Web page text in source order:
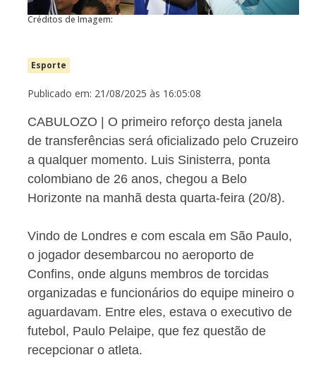
Créditos de Imagem:
Esporte
Publicado em: 21/08/2025 às 16:05:08
CABULOZO | O primeiro reforço desta janela
de transferências será oficializado pelo Cruzeiro
a qualquer momento. Luis Sinisterra, ponta
colombiano de 26 anos, chegou a Belo
Horizonte na manhã desta quarta-feira (20/8).
Vindo de Londres e com escala em São Paulo,
o jogador desembarcou no aeroporto de
Confins, onde alguns membros de torcidas
organizadas e funcionários do equipe mineiro o
aguardavam. Entre eles, estava o executivo de
futebol, Paulo Pelaipe, que fez questão de
recepcionar o atleta.